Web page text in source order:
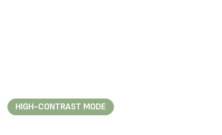
HIGH-CONTRAST MODE